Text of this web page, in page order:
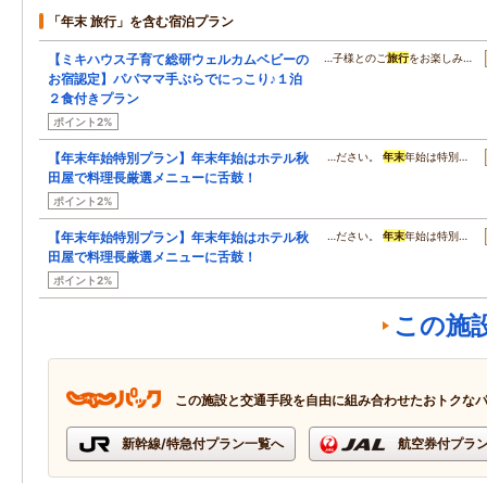
「年末 旅行」を含む宿泊プラン
【ミキハウス子育て総研ウェルカムベビーの
お宿認定】パパママ手ぶらでにっこり♪１泊
２食付きプラン
ポイント2%
…子様とのご旅行をお楽しみ…
【年末年始特別プラン】年末年始はホテル秋
田屋で料理長厳選メニューに舌鼓！
ポイント2%
…ださい。年末年始は特別…
【年末年始特別プラン】年末年始はホテル秋
田屋で料理長厳選メニューに舌鼓！
ポイント2%
…ださい。年末年始は特別…
この施
この施設と交通手段を自由に組み合わせたおトクな
新幹線/特急付プラン一覧へ 航空券付プラ